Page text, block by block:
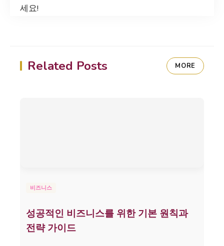
세요!
Related Posts MORE
비즈니스
성공적인 비즈니스를 위한 기본 원칙과
전략 가이드